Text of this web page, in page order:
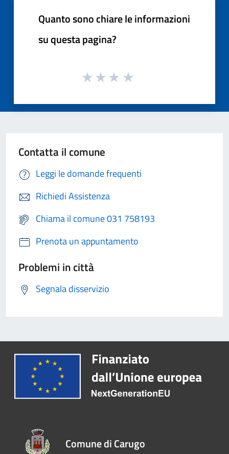
Quanto sono chiare le informazioni
su questa pagina?
Contatta il comune
Leggi le domande frequenti
Richiedi Assistenza
Chiama il comune 031 758193
Prenota un appuntamento
Problemi in città
Segnala disservizio
Comune di Carugo